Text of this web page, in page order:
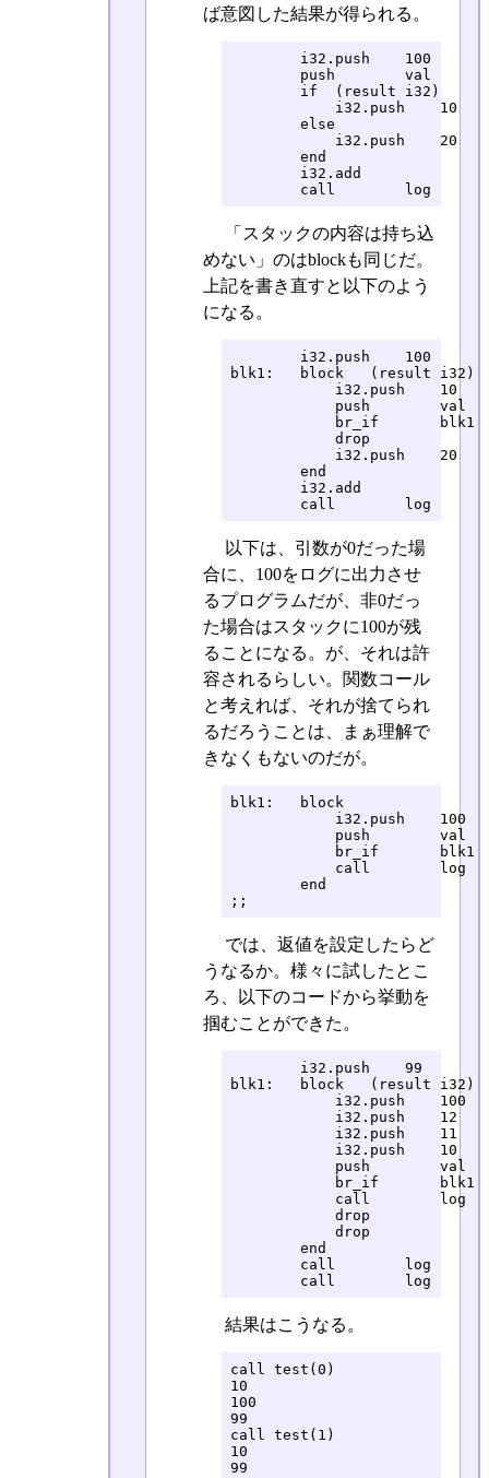
ば意図した結果が得られる。
        i32.push    100
        push        val
        if  (result i32)
            i32.push    10
        else
            i32.push    20
        end
        i32.add
        call        log
「スタックの内容は持ち込
めない」のはblockも同じだ。
上記を書き直すと以下のよう
になる。
        i32.push    100
blk1:   block   (result i32)
            i32.push    10
            push        val
            br_if       blk1
            drop
            i32.push    20
        end
        i32.add
        call        log
以下は、引数が0だった場
合に、100をログに出力させ
るプログラムだが、非0だっ
た場合はスタックに100が残
ることになる。が、それは許
容されるらしい。関数コール
と考えれば、それが捨てられ
るだろうことは、まぁ理解で
きなくもないのだが。
blk1:   block
i32.push    100
push        val
br_if       blk1
call        log
        end
;;
では、返値を設定したらど
うなるか。様々に試したとこ
ろ、以下のコードから挙動を
掴むことができた。
i32.push    99
blk1:   block   (result i32)
i32.push    100
i32.push    12
i32.push    11
i32.push    10
push        val
br_if       blk1
call        log
drop
drop
        end
call        log
call        log
結果はこうなる。
call test(0)
10
100
99
call test(1)
10
99